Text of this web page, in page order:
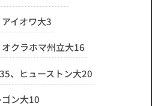
イオワ大3
クラホマ州立大16
、ヒューストン大20
ン大10